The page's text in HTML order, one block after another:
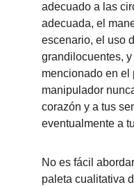
adecuado a las
adecuada, el
escenario, el uso
grandilocuentes,
mencionado en el
manipulador
corazón y a tus
eventualmente a
No es fácil
paleta cualitativa